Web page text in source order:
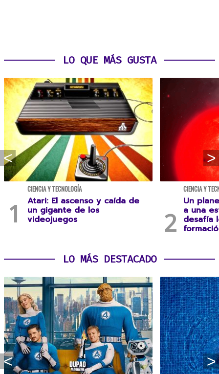
LO QUE MÁS GUSTA
CIENCIA Y TECNOLOGÍA
Atari: El ascenso y caída de
un gigante de los
videojuegos
CIENCIA Y
Un
a una
desafía
LO MÁS DESTACADO